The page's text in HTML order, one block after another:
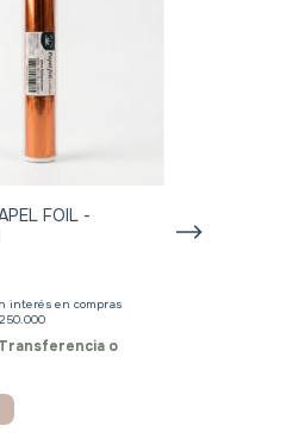
FOIL -
interés
Transferencia o